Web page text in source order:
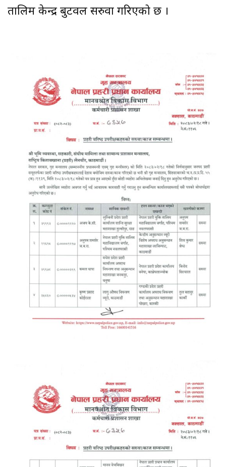
तालिम केन्द्र बुटवल सरुवा गरिएको छ ।